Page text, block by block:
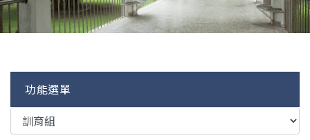
功能選單